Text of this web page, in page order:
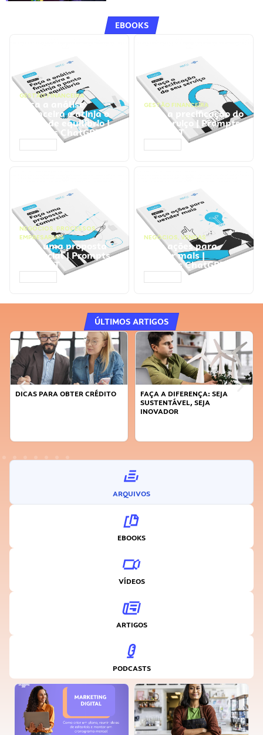
EBOOKS
GESTÃO FINANCEIRA
Faça a análise
financeira e atinja o
ponto de equilíbrio |
Prompts ChatGPT
GESTÃO FINANCEIRA
Faça a precificação do
seu serviço | Prompts
ChatGPT
NEGÓCIOS, PROCESSOS
EMPRESARIAIS
Faça uma proposta
comercial | Prompts
ChatGPT
NEGÓCIOS, VENDAS
Faça ações para
vender mais |
Prompts ChatGPT
ÚLTIMOS ARTIGOS
DICAS PARA OBTER CRÉDITO
FAÇA A DIFERENÇA: SEJA
SUSTENTÁVEL, SEJA
INOVADOR
ARQUIVOS
EBOOKS
VÍDEOS
ARTIGOS
PODCASTS